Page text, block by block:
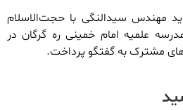
مهندس سیدالنگی با حجت‌الاسلام
علمیه امام خمینی ره گرگان در
مشترک به گفتگو پرداخت.